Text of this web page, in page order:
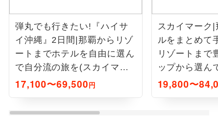
弾丸でも行きたい!『ハイサ
イ沖縄』2日間|那覇からリゾ
ートまでホテルを自由に選ん
で自分流の旅を(スカイマー
ク利用)
17,100〜69,500円
スカイマーク
ルをまとめて
リゾートまで
ップから選ん
2泊3日
19,800〜